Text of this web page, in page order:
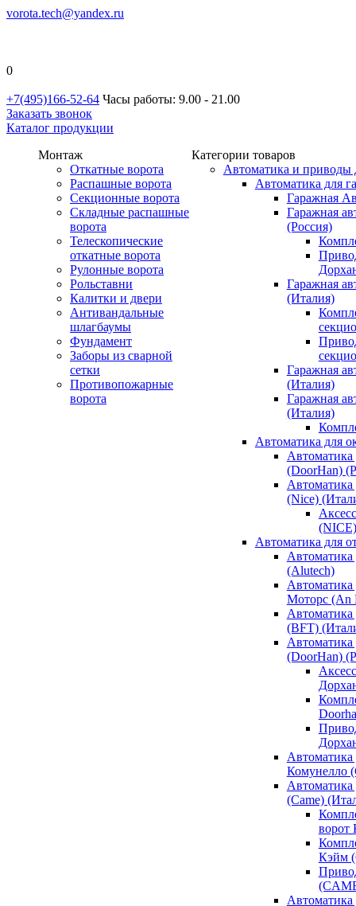
vorota.tech@yandex.ru
0
+7(495)166-52-64 Часы работы: 9.00 - 21.00
Заказать звонок
Каталог продукции
Монтаж
Откатные ворота
Распашные ворота
Секционные ворота
Складные распашные
ворота
Телескопические
откатные ворота
Рулонные ворота
Рольставни
Калитки и двери
Антивандальные
шлагбаумы
Фундамент
Заборы из сварной
сетки
Противопожарные
ворота
Категории товаров
Автоматика и приводы
Автоматика для
Гаражная
Гаражная
(Россия)
Гаражная
(Италия)
Гаражная
(Италия)
Гаражная
(Италия)
Автоматика для
Автоматика
(DoorHan)
Автоматика
(Nice)
(NICE)
Автоматика для
(Alutech)
Моторс (An
(BFT)
Автоматика
(DoorHan)
Автоматика
Комунелло
(Came)
ворот
Кэйм
Автоматика